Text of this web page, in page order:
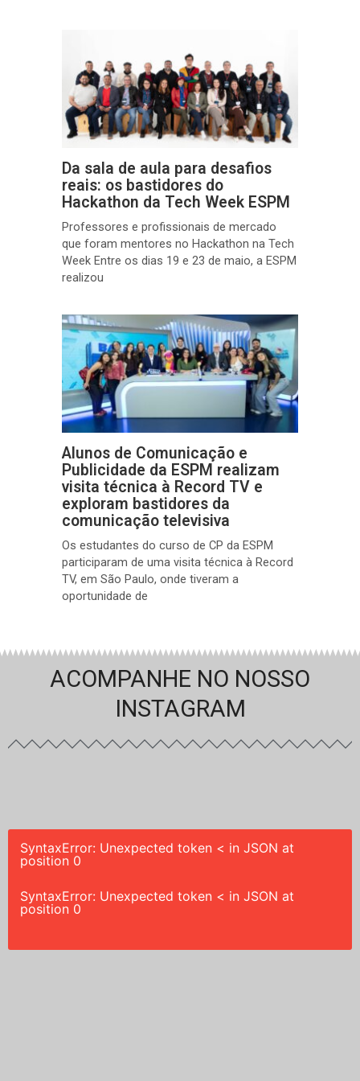
Da sala de aula para desafios
reais: os bastidores do
Hackathon da Tech Week ESPM
Professores e profissionais de mercado
que foram mentores no Hackathon na Tech
Week Entre os dias 19 e 23 de maio, a ESPM
realizou
Alunos de Comunicação e
Publicidade da ESPM realizam
visita técnica à Record TV e
exploram bastidores da
comunicação televisiva
Os estudantes do curso de CP da ESPM
participaram de uma visita técnica à Record
TV, em São Paulo, onde tiveram a
oportunidade de
ACOMPANHE NO NOSSO
INSTAGRAM
SyntaxError: Unexpected token < in JSON at
position 0
SyntaxError: Unexpected token < in JSON at
position 0